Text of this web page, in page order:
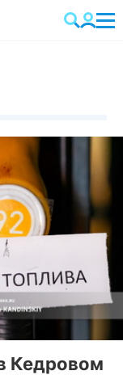
Кедровом